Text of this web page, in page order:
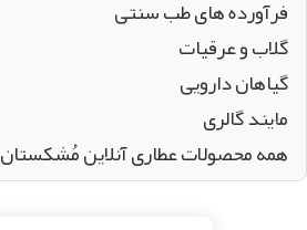
فرآورده های طب سنتی
گلاب و عرقیات
گیاهان دارویی
مایند گالری
همه محصولات عطاری آنلاین مُشکستان